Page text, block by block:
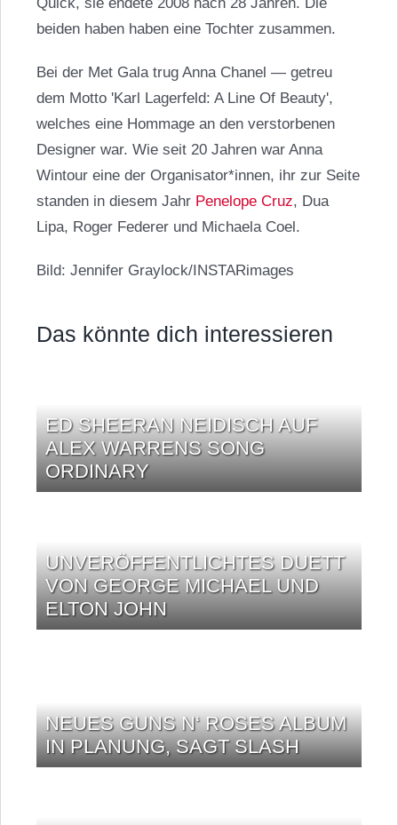
Quick, sie endete 2008 nach 28 Jahren. Die
beiden haben haben eine Tochter zusammen.
Bei der Met Gala trug Anna Chanel — getreu
dem Motto 'Karl Lagerfeld: A Line Of Beauty',
welches eine Hommage an den verstorbenen
Designer war. Wie seit 20 Jahren war Anna
Wintour eine der Organisator*innen, ihr zur Seite
standen in diesem Jahr Penelope Cruz, Dua
Lipa, Roger Federer und Michaela Coel.
Bild: Jennifer Graylock/INSTARimages
Das könnte dich interessieren
ED SHEERAN NEIDISCH AUF
ALEX WARRENS SONG
ORDINARY
UNVERÖFFENTLICHTES DUETT
VON GEORGE MICHAEL UND
ELTON JOHN
NEUES GUNS N‘ ROSES ALBUM
IN PLANUNG, SAGT SLASH